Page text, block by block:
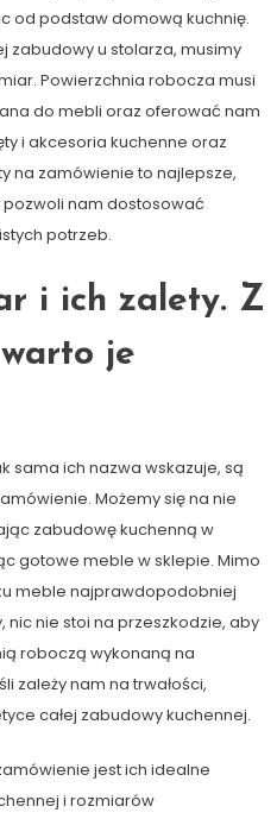
od podstaw domową kuchnię.
zabudowy u stolarza, musimy
Powierzchnia robocza musi
do mebli oraz oferować nam
i akcesoria kuchenne oraz
na zamówienie to najlepsze,
nam dostosować
potrzeb.
i ich zalety. Z
je
sama ich nazwa wskazuje, są
Możemy się na nie
zabudowę kuchenną w
gotowe meble w sklepie. Mimo
meble najprawdopodobniej
nic nie stoi na przeszkodzie, aby
roboczą wykonaną na
zależy nam na trwałości,
całej zabudowy kuchennej.
jest ich idealne
i rozmiarów